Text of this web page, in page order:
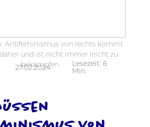
Antifeminismus von rechts kommt
und ist nicht immer leicht zu
bekämpfen.
27.02.2024 Lesezeit: 6
Min.